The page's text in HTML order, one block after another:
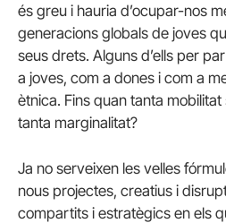
és greu i hauria d’ocupar-nos
generacions globals de joves
seus drets. Alguns d’ells per
a joves, com a dones i com a
ètnica. Fins quan tanta
tanta marginalitat?
Ja no serveixen les velles
nous projectes, creatius i
compartits i estratègics en els